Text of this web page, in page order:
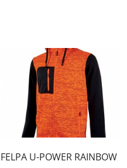
FELPA U-POWER RAINBOW